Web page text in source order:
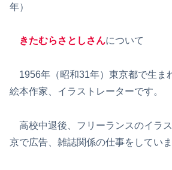
年）
きたむらさとしさんについて
1956年（昭和31年）東京都で生ま
絵本作家、イラストレーターです。
高校中退後、フリーランスのイラ
京で広告、雑誌関係の仕事をしていま